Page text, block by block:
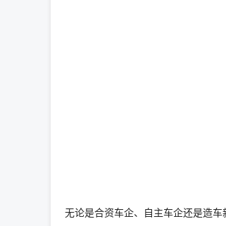
无论是合资车企、自主车企还是造